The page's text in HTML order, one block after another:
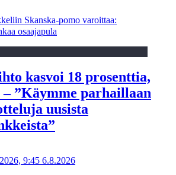
Skanska-pomo varoittaa:
osaajapula
kasvoi 18 prosenttia,
”Käymme parhaillaan
uusista
9:45 6.8.2026